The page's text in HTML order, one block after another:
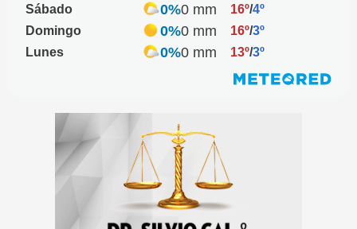
Sábado
0%0 mm 16º/4º
Domingo
0%0 mm 16º/3º
Lunes
0%0 mm 13º/3º